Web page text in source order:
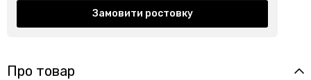
Замовити ростовку
Про товар